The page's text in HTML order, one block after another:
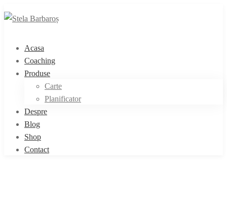
Acasa
Coaching
Produse
Carte
Planificator
Despre
Blog
Shop
Contact